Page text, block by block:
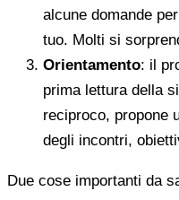
alcune domande
tuo. Molti si
Orientamento: il
prima lettura della
reciproco, propone
degli incontri,
Due cose importanti da